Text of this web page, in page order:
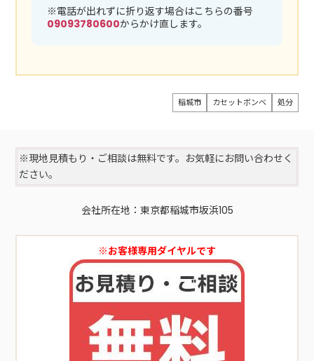
※電話が出れずに折り返す場合はこちらの番号
09093780600からかけ直します。
稲城市 カセットボンベ 処分
※現地見積もり・ご相談は無料です。お気軽にお問い合わせく
ださい。
会社所在地：東京都稲城市坂浜105
※お客様専用ダイヤルです